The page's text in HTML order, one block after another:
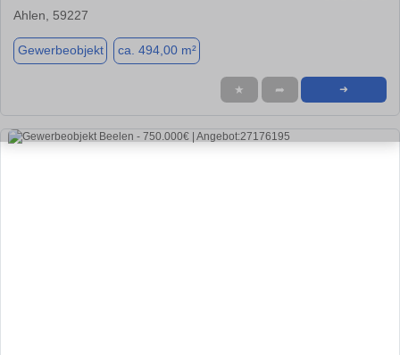
Ahlen, 59227
Gewerbeobjekt ca. 494,00 m²
★ ➦ ➜